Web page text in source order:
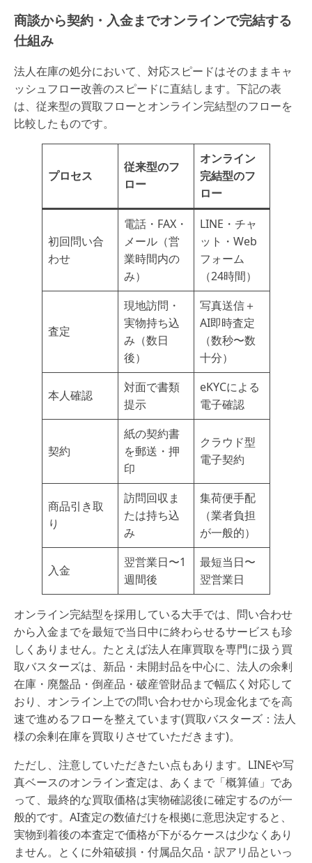
商談から契約・入金までオンラインで完結する
仕組み
法人在庫の処分において、対応スピードはそのままキャ
ッシュフロー改善のスピードに直結します。下記の表
は、従来型の買取フローとオンライン完結型のフローを
比較したものです。
プロセス
従来型のフ
ロー
オンライン
完結型のフ
ロー
初回問い合
わせ
電話・FAX・
メール（営
業時間内の
み）
LINE・チャ
ット・Web
フォーム
（24時間）
査定
現地訪問・
実物持ち込
み（数日
後）
写真送信＋
AI即時査定
（数秒〜数
十分）
本人確認
対面で書類
提示
eKYCによる
電子確認
契約
紙の契約書
を郵送・押
印
クラウド型
電子契約
商品引き取
り
訪問回収ま
たは持ち込
み
集荷便手配
（業者負担
が一般的）
入金
翌営業日〜1
週間後
最短当日〜
翌営業日
オンライン完結型を採用している大手では、問い合わせ
から入金までを最短で当日中に終わらせるサービスも珍
しくありません。たとえば法人在庫買取を専門に扱う買
取バスターズは、新品・未開封品を中心に、法人の余剰
在庫・廃盤品・倒産品・破産管財品まで幅広く対応して
おり、オンライン上での問い合わせから現金化までを高
速で進めるフローを整えています(買取バスターズ：法人
様の余剰在庫を買取りさせていただきます)。
ただし、注意していただきたい点もあります。LINEや写
真ベースのオンライン査定は、あくまで「概算値」であ
って、最終的な買取価格は実物確認後に確定するのが一
般的です。AI査定の数値だけを根拠に意思決定すると、
実物到着後の本査定で価格が下がるケースは少なくあり
ません。とくに外箱破損・付属品欠品・訳アリ品といっ